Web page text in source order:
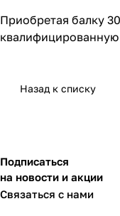
Приобретая балку
Назад к списку
Подписаться
на новости и акции
Связаться с нами